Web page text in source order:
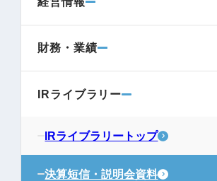
財務・業績
IRライブラリー
IRライブラリートップ
決算短信・説明会資料